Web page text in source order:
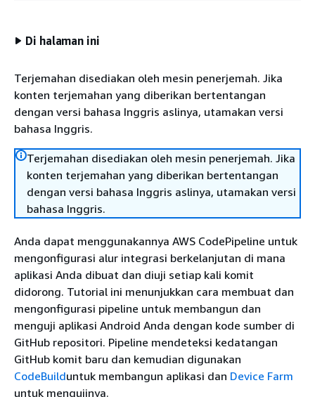
Di halaman ini
Terjemahan disediakan oleh mesin penerjemah. Jika
konten terjemahan yang diberikan bertentangan
dengan versi bahasa Inggris aslinya, utamakan versi
bahasa Inggris.
Terjemahan disediakan oleh mesin penerjemah. Jika
konten terjemahan yang diberikan bertentangan
dengan versi bahasa Inggris aslinya, utamakan versi
bahasa Inggris.
Anda dapat menggunakannya AWS CodePipeline untuk
mengonfigurasi alur integrasi berkelanjutan di mana
aplikasi Anda dibuat dan diuji setiap kali komit
didorong. Tutorial ini menunjukkan cara membuat dan
mengonfigurasi pipeline untuk membangun dan
menguji aplikasi Android Anda dengan kode sumber di
GitHub repositori. Pipeline mendeteksi kedatangan
GitHub komit baru dan kemudian digunakan
CodeBuilduntuk membangun aplikasi dan Device Farm
untuk mengujinya.